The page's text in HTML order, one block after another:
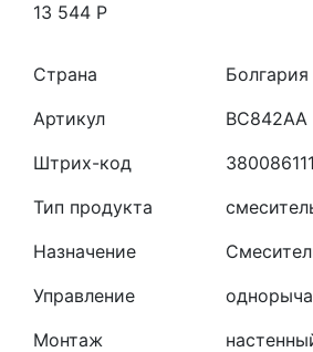
13 544 Р
Страна
Болгария
Артикул
BC842AA
Штрих-код
Тип продукта
Назначение
Управление
Монтаж